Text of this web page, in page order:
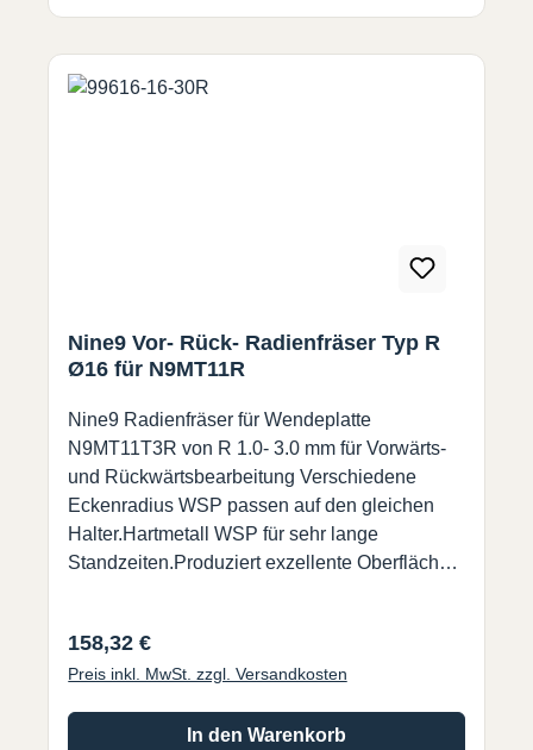
Leistung des Werkzeugs und reduziert die
Bearbeitungszeit. Lieferung erfolgt ohne
Nine9 Vor- Rück- Radienfräser Typ R
Ø16 für N9MT11R
Nine9 Radienfräser für Wendeplatte
N9MT11T3R von R 1.0- 3.0 mm für Vorwärts-
und Rückwärtsbearbeitung Verschiedene
Eckenradius WSP passen auf den gleichen
Halter.Hartmetall WSP für sehr lange
Standzeiten.Produziert exzellente Oberflächen
demselben Halter.• Zum Vor- und
Rückwärtsverrunden. (nur mit Halter 99616-16-
kann nach Messung der Werkzeuglänge durch
Regulärer Preis:
158,32 €
Preis inkl. MwSt. zzgl. Versandkosten
In den Warenkorb